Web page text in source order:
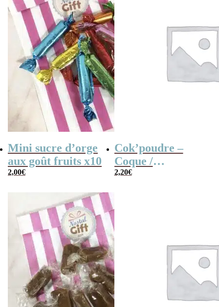
Mini sucre d’orge
aux goût fruits x10
2,00€
Cok’poudre –
Coque /
Coquillage à la
2,20€